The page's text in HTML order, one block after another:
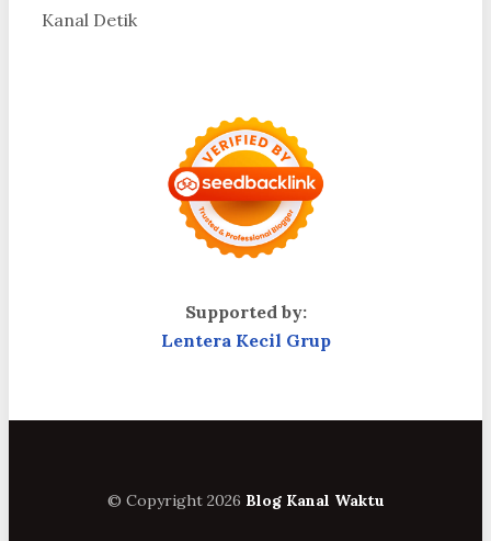
Kanal Detik
Supported by:
Lentera Kecil Grup
© Copyright 2026 Blog Kanal Waktu